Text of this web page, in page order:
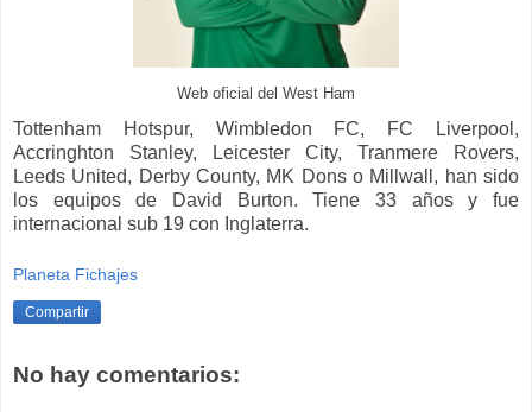
Web oficial del West Ham
Tottenham Hotspur, Wimbledon FC, FC Liverpool,
Accringhton Stanley, Leicester City, Tranmere Rovers,
Leeds United, Derby County, MK Dons o Millwall, han sido
los equipos de David Burton. Tiene 33 años y fue
internacional sub 19 con Inglaterra.
Planeta Fichajes
Compartir
No hay comentarios: